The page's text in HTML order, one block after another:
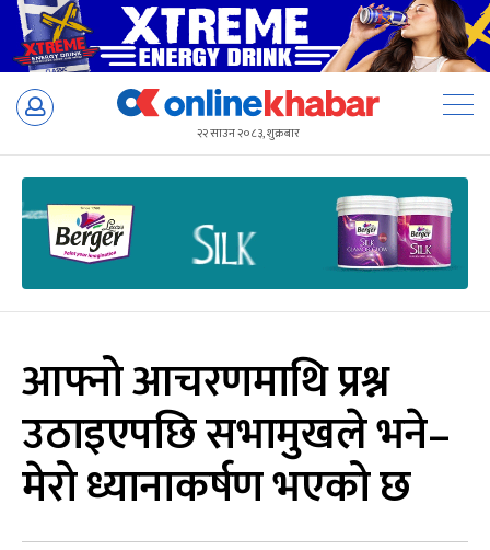
Skip
२२ साउन २०८३, शुक्रबार
आफ्नो आचरणमाथि प्रश्न
उठाइएपछि सभामुखले भने–
मेरो ध्यानाकर्षण भएको छ